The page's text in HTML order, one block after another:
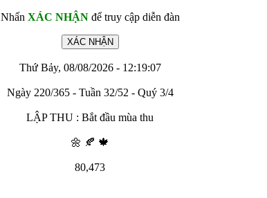
Nhấn XÁC NHẬNđể truy cập diễn đàn
Thứ Bảy, 08/08/2026 - 12:19:07
Ngày 220/365 - Tuần 32/52 - Quý 3/4
LẬP THU : Bắt đầu mùa thu
🌼 🍂 🍁
80,473